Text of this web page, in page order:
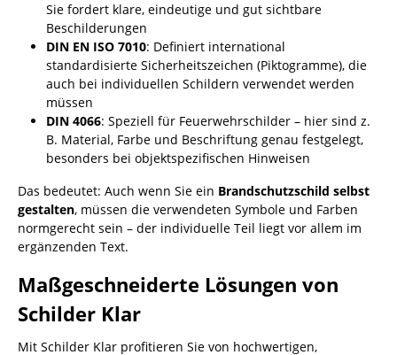
Sie fordert klare, eindeutige und gut sichtbare
Beschilderungen
DIN EN ISO 7010: Definiert international
standardisierte Sicherheitszeichen (Piktogramme), die
auch bei individuellen Schildern verwendet werden
müssen
DIN 4066: Speziell für Feuerwehrschilder – hier sind z.
B. Material, Farbe und Beschriftung genau festgelegt,
besonders bei objektspezifischen Hinweisen
Das bedeutet: Auch wenn Sie ein Brandschutzschild selbst
gestalten, müssen die verwendeten Symbole und Farben
normgerecht sein – der individuelle Teil liegt vor allem im
ergänzenden Text.
Maßgeschneiderte Lösungen von
Schilder Klar
Mit Schilder Klar profitieren Sie von hochwertigen,